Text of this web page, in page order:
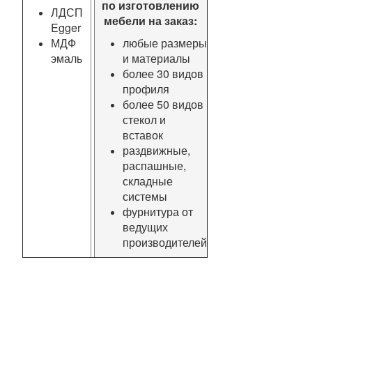
ЛДСП
Egger
МДФ
эмаль
по изготовлению
мебели на заказ:
любые размеры
и материалы
более 30 видов
профиля
более 50 видов
стекол и
вставок
раздвижные,
распашные,
складные
системы
фурнитура от
ведущих
производителей